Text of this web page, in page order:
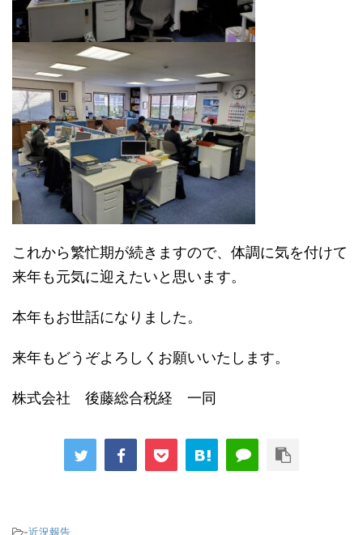
これから繁忙期が続きますので、体調に気を付けて
来年も元気に迎えたいと思います。
本年もお世話になりました。
来年もどうぞよろしくお願いいたします。
株式会社 後藤総合税経 一同
-近況報告